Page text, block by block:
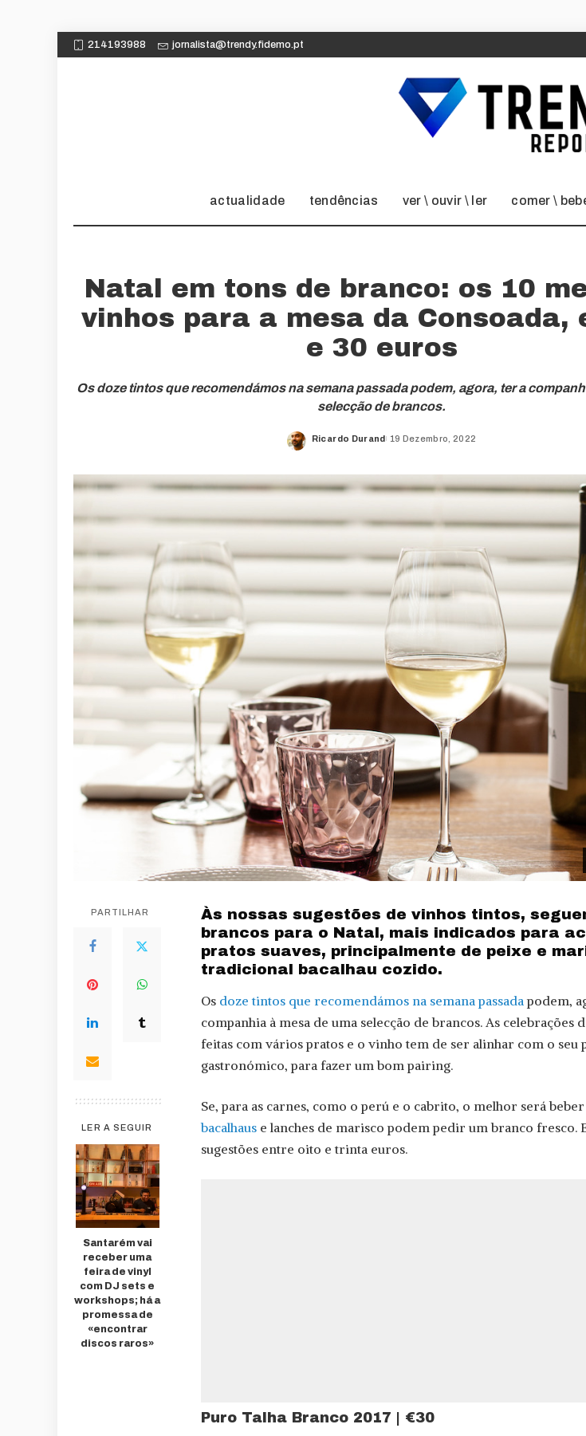
214193988 jornalista@trendy.fidemo.pt
actualidade tendências ver \ ouvir \ ler comer \
Natal em tons de branco: os 10
vinhos para a mesa da Consoada,
e 30 euros
Os doze tintos que recomendámos na semana passada podem, agora, ter a
selecção de brancos.
Posted
Ricardo Durand 19 Dezembro, 2022
PARTILHAR
LER A SEGUIR
Santarém vai
receber uma
feira de vinyl
com DJ sets e
workshops; há a
promessa de
«encontrar
discos raros»
Às nossas sugestões de vinhos tintos,
brancos para o Natal, mais indicados para
pratos suaves, principalmente de peixe e
tradicional bacalhau cozido.
Os doze tintos que recomendámos na semana passada podem,
companhia à mesa de uma selecção de brancos. As celebrações
feitas com vários pratos e o vinho tem de ser alinhar com o seu
gastronómico, para fazer um bom pairing.
Se, para as carnes, como o perú e o cabrito, o melhor será
bacalhaus e lanches de marisco podem pedir um branco fresco.
sugestões entre oito e trinta euros.
Puro Talha Branco 2017 | €30